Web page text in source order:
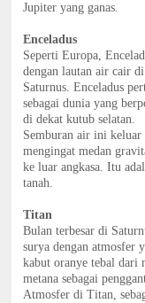
Jupiter yang ganas.
Enceladus
Seperti Europa,
dengan lautan air cair
Saturnus. Enceladus
sebagai dunia yang
di dekat kutub selatan.
Semburan air ini keluar
mengingat medan
ke luar angkasa. Itu
tanah.
Titan
Bulan terbesar di
surya dengan atmosfer
kabut oranye tebal dari
metana sebagai
Atmosfer di Titan,